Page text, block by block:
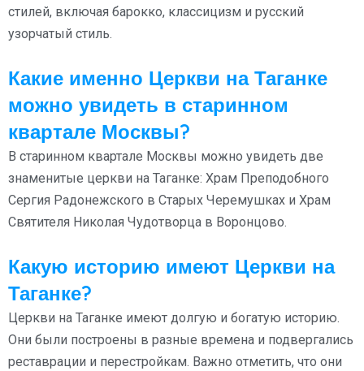
стилей, включая барокко, классицизм и русский
узорчатый стиль.
Какие именно Церкви на Таганке
можно увидеть в старинном
квартале Москвы?
В старинном квартале Москвы можно увидеть две
знаменитые церкви на Таганке: Храм Преподобного
Сергия Радонежского в Старых Черемушках и Храм
Святителя Николая Чудотворца в Воронцово.
Какую историю имеют Церкви на
Таганке?
Церкви на Таганке имеют долгую и богатую историю.
Они были построены в разные времена и подвергались
реставрации и перестройкам. Важно отметить, что они